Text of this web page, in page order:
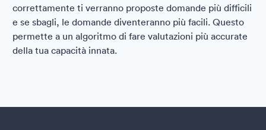
correttamente ti verranno proposte domande più difficili
e se sbagli, le domande diventeranno più facili. Questo
permette a un algoritmo di fare valutazioni più accurate
della tua capacità innata.